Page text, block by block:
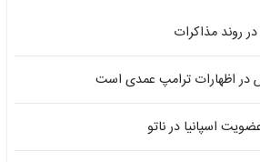
روند مذاکرات
در اظهارات ترامپ عمدی است
اسپانیا در ناتو